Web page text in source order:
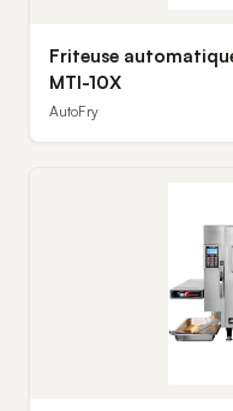
Friteuse
MTI-10X
AutoFry